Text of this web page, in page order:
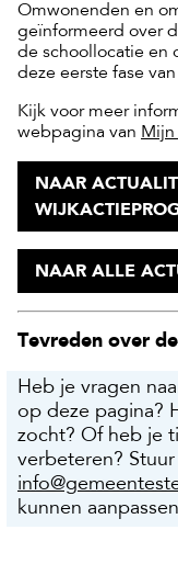
Omwonenden en
geïnformeerd over
de schoollocatie en
deze eerste fase
Kijk voor meer
webpagina van
NAAR
NAAR ALLE
Tevreden over
Heb je vragen
op deze pagina?
zocht? Of heb je
verbeteren?
kunnen